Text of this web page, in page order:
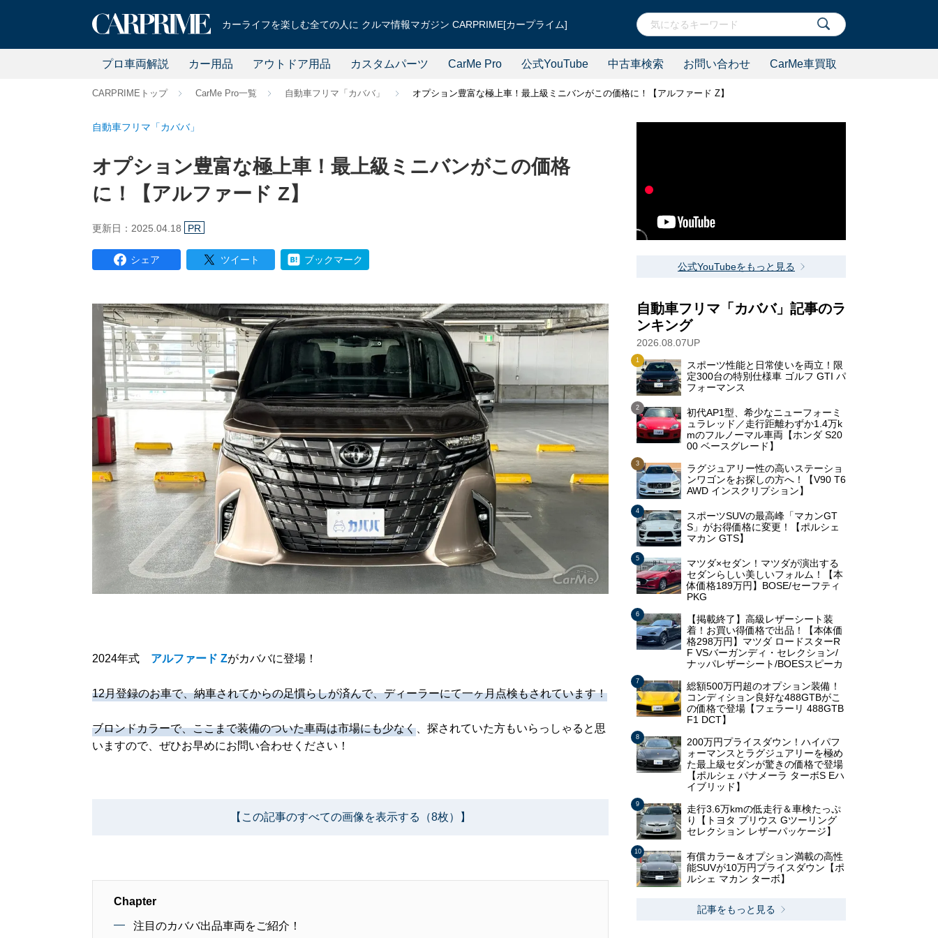
カーライフを楽しむ全ての人に クルマ情報マガジン CARPRIME[カープライム]
プロ車両解説 カー用品 アウトドア用品 カスタムパーツ CarMe Pro 公式YouTube 中古車検索 お問い合わせ CarMe車買取
CARPRIMEトップ CarMe Pro一覧 自動車フリマ「カババ」 オプション豊富な極上車！最上級ミニバンがこの価格に！【アルファード Z】
自動車フリマ「カババ」
オプション豊富な極上車！最上級ミニバンがこの価格
に！【アルファード Z】
更新日：2025.04.18 PR
シェア ツイート ブックマーク
2024年式 アルファード Zがカババに登場！
12月登録のお車で、納車されてからの足慣らしが済んで、ディーラーにて一ヶ月点検もされています！
ブロンドカラーで、ここまで装備のついた車両は市場にも少なく 、探されていた方もいらっしゃると思
いますので、ぜひお早めにお問い合わせください！
【この記事のすべての画像を表示する（8枚）】
Chapter
注目のカババ出品車両をご紹介！
公式YouTubeをもっと見る
自動車フリマ「カババ」記事のラ
ンキング
2026.08.07UP
スポーツ性能と日常使いを両立！限
定300台の特別仕様車 ゴルフ GTI パ
フォーマンス
初代AP1型、希少なニューフォーミ
ュラレッド／走行距離わずか1.4万k
mのフルノーマル車両【ホンダ S20
00 ベースグレード】
ラグジュアリー性の高いステーショ
ンワゴンをお探しの方へ！【V90 T6
AWD インスクリプション】
スポーツSUVの最高峰「マカンGT
S」がお得価格に変更！【ポルシェ
マカン GTS】
マツダ×セダン！マツダが演出する
セダンらしい美しいフォルム！【本
体価格189万円】BOSE/セーフティ
PKG
【掲載終了】高級レザーシート装
着！お買い得価格で出品！【本体価
格298万円】マツダ ロードスターR
F VSバーガンディ・セレクション/
ナッパレザーシート/BOESスピーカ
総額500万円超のオプション装備！
コンディション良好な488GTBがこ
の価格で登場【フェラーリ 488GTB
F1 DCT】
200万円プライスダウン！ハイパフ
ォーマンスとラグジュアリーを極め
た最上級セダンが驚きの価格で登場
【ポルシェ パナメーラ ターボS Eハ
イブリッド】
走行3.6万kmの低走行＆車検たっぷ
り【トヨタ プリウス Gツーリング
セレクション レザーパッケージ】
有償カラー＆オプション満載の高性
能SUVが10万円プライスダウン【ポ
ルシェ マカン ターボ】
記事をもっと見る